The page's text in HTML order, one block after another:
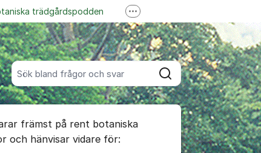
Sök bland alla inlägg
Sök
trädgårdspodden
YouTube Garden Explorer
Fler supportlänkar
främst på rent botaniska
och hänvisar vidare för: